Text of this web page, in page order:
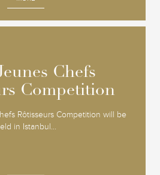
Chefs
Competition
Rôtisseurs Competition will be
in Istanbul...
Chefs
Competition